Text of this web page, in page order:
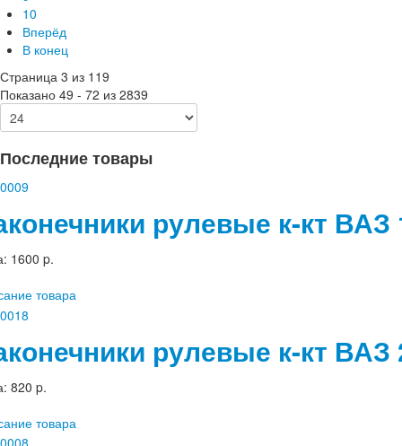
10
Вперёд
В конец
Страница 3 из 119
Показано 49 - 72 из 2839
Последние товары
рулевые к-кт ВАЗ
1600 p.
товара
рулевые к-кт ВАЗ
820 p.
товара